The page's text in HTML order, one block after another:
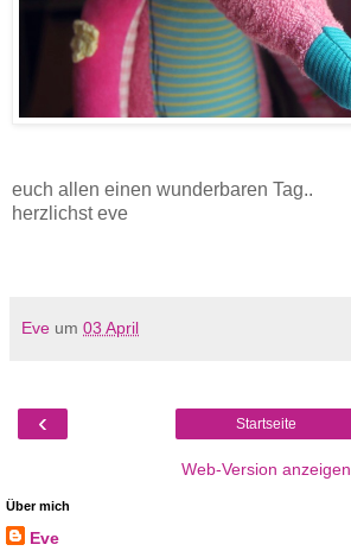
euch allen einen wunderbaren Tag..
herzlichst eve
Eve um 03 April
‹ Startseite
Web-Version anzeigen
Über mich
Eve